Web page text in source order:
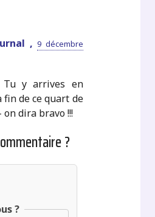
,9 décembre
Tu y arrives en
fin de ce quart de
dira bravo !!!
?
?